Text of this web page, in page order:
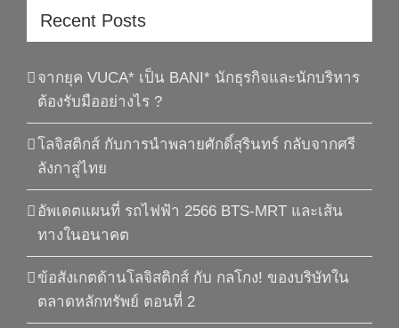
Recent Posts
จากยุค VUCA* เป็น BANI* นักธุรกิจและนักบริหาร
ต้องรับมืออย่างไร ?
โลจิสติกส์ กับการนำพลายศักดิ์สุรินทร์ กลับจากศรี
ลังกาสู่ไทย
อัพเดตแผนที่ รถไฟฟ้า 2566 BTS-MRT และเส้น
ทางในอนาคต
ข้อสังเกตด้านโลจิสติกส์ กับ กลโกง! ของบริษัทใน
ตลาดหลักทรัพย์ ตอนที่ 2